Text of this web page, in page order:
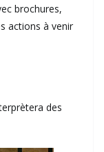
brochures,
actions à venir
des